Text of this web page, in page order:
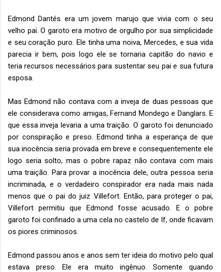
Edmond Dantés era um jovem marujo que vivia com o seu
velho pai. O garoto era motivo de orgulho por sua simplicidade
e seu coração puro. Ele tinha uma noiva, Mercedes, e sua vida
parecia ir bem, pois logo ele se tornaria capitão do navio e
teria recursos necessários para sustentar seu pai e sua futura
esposa.
Mas Edmond não contava com a inveja de duas pessoas que
ele considerava como amigas, Fernand Mondego e Danglars. E
que essa inveja levaria a uma traição. O garoto foi denunciado
por conspiração e preso. Edmond tinha a esperança de que
sua inocência seria provada em breve e consequentemente ele
logo seria solto, mas o pobre rapaz não contava com mais
uma traição. Para provar a inocência dele, outra pessoa seria
incriminada, e o verdadeiro conspirador era nada mais nada
menos que o pai do juiz Villefort. Então, para proteger o pai,
Villefort permitiu que Edmond fosse acusado. E o pobre
garoto foi confinado a uma cela no castelo de If, onde ficavam
os piores criminosos.
Edmond passou anos e anos sem ter ideia do motivo pelo qual
estava preso. Ele era muito ingênuo. Somente quando